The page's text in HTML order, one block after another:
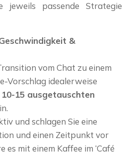
jeweils passende Strategie
&
vom Chat zu einem
Vorschlag idealerweise
15 ausgetauschten
und schlagen Sie eine
und einen Zeitpunkt vor
es mit einem Kaffee im ‘Café